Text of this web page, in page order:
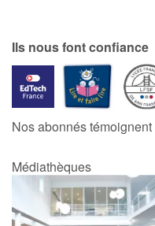
Vidéos & Tutoriaux
Blog
Actualités
Par thématique
Ils nous font confiance
Nos abonnés témoignent
Médiathèques